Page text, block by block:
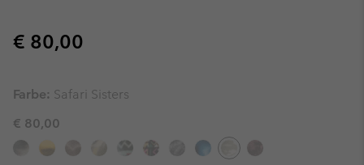
Regular price:
€ 80,00
Farbe: Safari Sisters
€ 80,00